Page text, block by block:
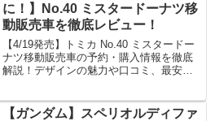
に！】No.40 ミスタードーナツ移
動販売車を徹底レビュー！
【4/19発売】トミカ No.40 ミスタードー
ナツ移動販売車の予約・購入情報を徹底
解説！デザインの魅力や口コミ、最安
【ガンダム】スペリオルディファ